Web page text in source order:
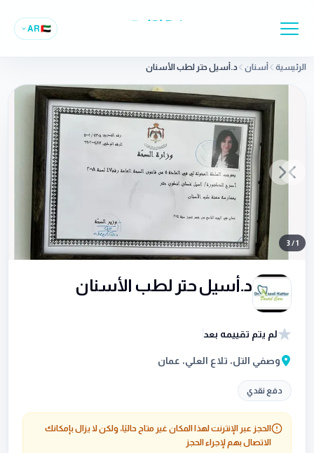
🇦🇪
AR
الرئيسية أسنان د.أسيل حتر لطب الأسنان
Previous slide
Next slide
1
/
3
د.أسيل حتر لطب الأسنان
لم يتم تقييمه بعد
وصفي التل، تلاع العلي، عمان
دفع نقدي
الحجز عبر الإنترنت لهذا المكان غير متاح حاليًا، ولكن لا يزال بإمكانك
الاتصال بهم لإجراء الحجز